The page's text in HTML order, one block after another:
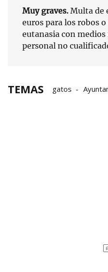
Muy graves. Multa de
euros para los robos
eutanasia con medios
personal no
TEMAS gatos